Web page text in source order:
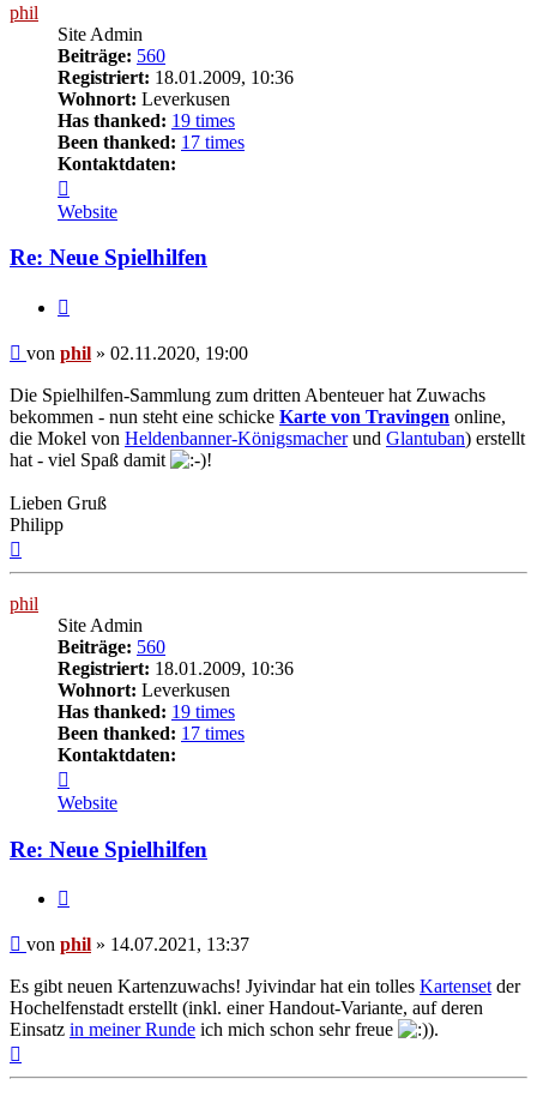
phil
Site Admin
Beiträge: 560
Registriert: 18.01.2009, 10:36
Wohnort: Leverkusen
Has thanked: 19 times
Been thanked: 17 times
Kontaktdaten:
von
phil
Website
Re: Neue Spielhilfen
Beitrag
von phil » 02.11.2020, 19:00
Die Spielhilfen-Sammlung zum dritten Abenteuer hat Zuwachs
bekommen - nun steht eine schicke Karte von Travingen online,
die Mokel von Heldenbanner-Königsmacherund Glantuban) erstellt
hat - viel Spaß damit
!
Lieben Gruß
Philipp
phil
Site Admin
Beiträge: 560
Registriert: 18.01.2009, 10:36
Wohnort: Leverkusen
Has thanked: 19 times
Been thanked: 17 times
Kontaktdaten:
von
phil
Website
Re: Neue Spielhilfen
Beitrag
von phil » 14.07.2021, 13:37
Es gibt neuen Kartenzuwachs! Jyivindar hat ein tolles Kartenset der
Hochelfenstadt erstellt (inkl. einer Handout-Variante, auf deren
Einsatz in meiner Runde ich mich schon sehr freue
).